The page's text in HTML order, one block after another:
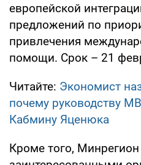
европейской
предложений по
привлечения
помощи. Срок – 21
Читайте: Экономист
почему руководству
Кабмину Яценюка
Кроме того,